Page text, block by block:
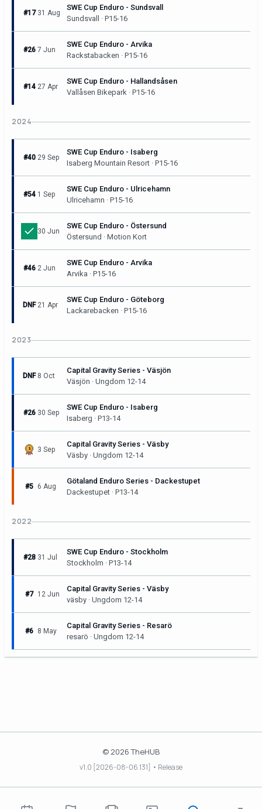
#17 31 Aug
SWE Cup Enduro - Sundsvall
Sundsvall · P15-16
#26 7 Jun
SWE Cup Enduro - Arvika
Rackstabacken · P15-16
#14 27 Apr
SWE Cup Enduro - Hallandsåsen
Vallåsen Bikepark · P15-16
2024
#40 29 Sep
SWE Cup Enduro - Isaberg
Isaberg Mountain Resort · P15-16
#54 1 Sep
SWE Cup Enduro - Ulricehamn
Ulricehamn · P15-16
30 Jun
SWE Cup Enduro - Östersund
Östersund · Motion Kort
#46 2 Jun
SWE Cup Enduro - Arvika
Arvika · P15-16
DNF 21 Apr
SWE Cup Enduro - Göteborg
Lackarebacken · P15-16
2023
DNF 8 Oct
Capital Gravity Series - Väsjön
Väsjön · Ungdom 12-14
#26 30 Sep
SWE Cup Enduro - Isaberg
Isaberg · P13-14
3 Sep
Capital Gravity Series - Väsby
Väsby · Ungdom 12-14
#5 6 Aug
Götaland Enduro Series - Dackestupet
Dackestupet · P13-14
2022
#28 31 Jul
SWE Cup Enduro - Stockholm
Stockholm · P13-14
#7 12 Jun
Capital Gravity Series - Väsby
väsby · Ungdom 12-14
#6 8 May
Capital Gravity Series - Resarö
resarö · Ungdom 12-14
© 2026 TheHUB
v1.0 [2026-08-06.131] • Release